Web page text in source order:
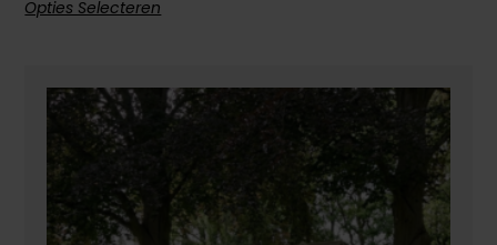
Opties Selecteren